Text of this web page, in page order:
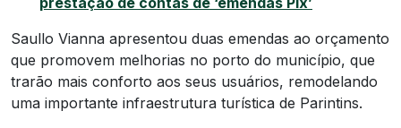
Saullo Vianna apresentou duas emendas ao orçamento
que promovem melhorias no porto do município, que
trarão mais conforto aos seus usuários, remodelando
uma importante infraestrutura turística de Parintins.